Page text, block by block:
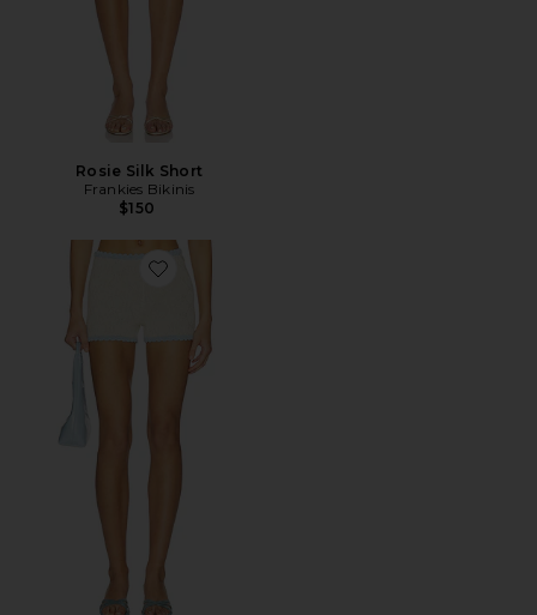
Rosie Silk Short
Frankies Bikinis
$150
Favorite Millie Short